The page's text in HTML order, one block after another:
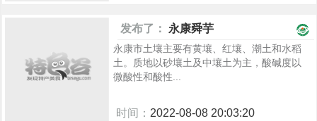
发布了： 永康舜芋
永康市土壤主要有黄壤、红壤、潮土和水稻
土。质地以砂壤土及中壤土为主，酸碱度以
微酸性和酸性...
时间： 2022-08-08 20:03:20